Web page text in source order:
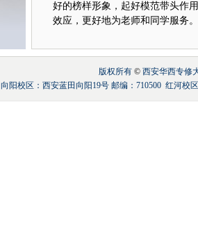
好的榜样形象，起好模范带头作
效应，更好地为老师和同学服务。
版权所有 © 西安华西专修
向阳校区：西安蓝田向阳19号 邮编：710500 红河校